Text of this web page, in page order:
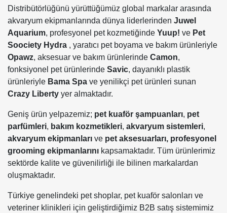
Distribütörlüğünü yürüttüğümüz global markalar arasında
akvaryum ekipmanlarında dünya liderlerinden Juwel
Aquarium, profesyonel pet kozmetiğinde Yuup! ve Pet
Soociety Hydra , yaratıcı pet boyama ve bakım ürünleriyle
Opawz, aksesuar ve bakım ürünlerinde Camon,
fonksiyonel pet ürünlerinde Savic, dayanıklı plastik
ürünleriyle Bama Spa ve yenilikçi pet ürünleri sunan
Crazy Liberty yer almaktadır.
Geniş ürün yelpazemiz; pet kuaför şampuanları, pet
parfümleri, bakım kozmetikleri, akvaryum sistemleri,
akvaryum ekipmanları ve pet aksesuarları, profesyonel
grooming ekipmanlarını kapsamaktadır. Tüm ürünlerimiz
sektörde kalite ve güvenilirliği ile bilinen markalardan
oluşmaktadır.
Türkiye genelindeki pet shoplar, pet kuaför salonları ve
veteriner klinikleri için geliştirdiğimiz B2B satış sistemimiz